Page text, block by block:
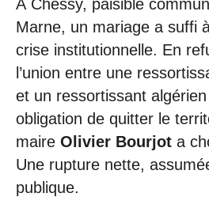
À Chessy, paisible
Marne, un mariage a suffi
crise institutionnelle. En
l’union entre une
et un ressortissant
obligation de quitter le
maire Olivier Bourjot a
Une rupture nette,
publique.